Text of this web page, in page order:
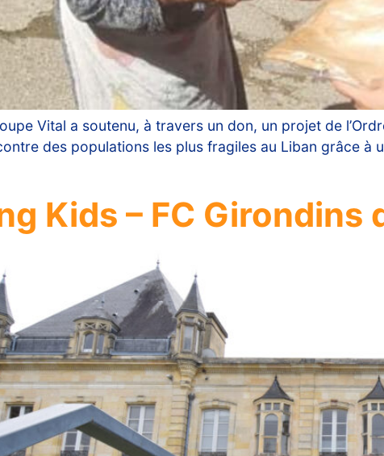
Vital a soutenu, à travers un don, un projet de
des populations les plus fragiles au Liban grâce
Kids – FC Girondins